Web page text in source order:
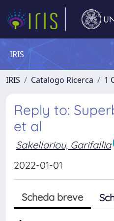
IRIS
IRIS Catalogo Ricerca 1
Reply to:
et al
Sakellariou, Garifallia
2022-01-01
Scheda breve